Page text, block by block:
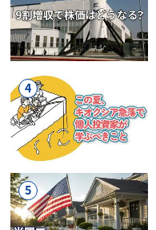
4
5